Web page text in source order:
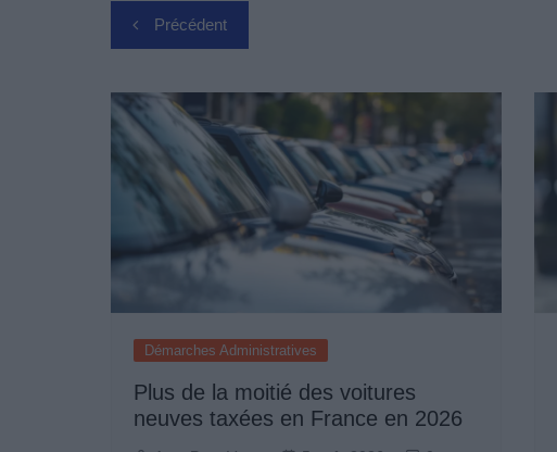
Navigation
de
l’article
Précédent
Démarches Administratives
Plus de la moitié des voitures
neuves taxées en France en 2026